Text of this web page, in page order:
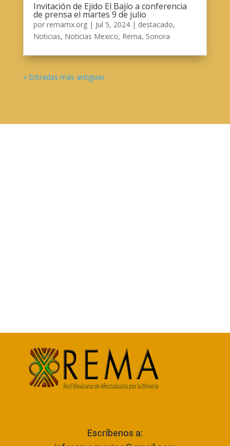
Invitación de Ejido El Bajío a conferencia
de prensa el martes 9 de julio
por remamx.org| Jul 5, 2024| destacado,
Noticias, Noticias Mexico, Rema, Sonora
« Entradas más antiguas
Escríbenos a: